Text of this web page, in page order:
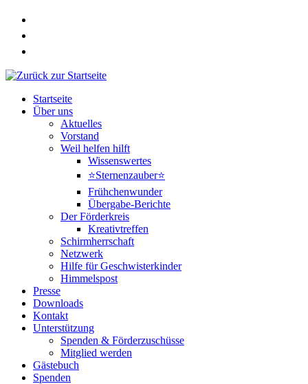
Zum
springen
Startseite
Über uns
Aktuelles
Vorstand
Weil helfen hilft
Wissenswertes
⭐Sternenzauber⭐
Frühchenwunder
Übergabe-Berichte
Der Förderkreis
Kreativtreffen
Schirmherrschaft
Netzwerk
Hilfe für Geschwisterkinder
Himmelspost
Presse
Downloads
Kontakt
Unterstützung
Spenden & Förderzuschüsse
Mitglied werden
Gästebuch
Spenden